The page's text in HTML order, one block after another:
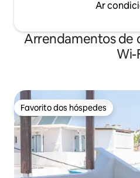
Ar
Arrendamentos de
Wi-
Favorito dos hóspedes
Favorito dos hóspedes